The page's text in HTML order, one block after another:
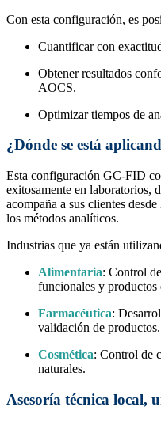
Con esta configuración, es
Cuantificar con
Obtener resultados
AOCS.
Optimizar tiempos de
¿Dónde se está
Esta configuración GC-FID
exitosamente en
acompaña a sus clientes
los métodos analíticos.
Industrias que ya están
Alimentaria: Control
funcionales y productos
Farmacéutica:
validación de productos.
Cosmética: Control de
naturales.
Asesoría técnica local,